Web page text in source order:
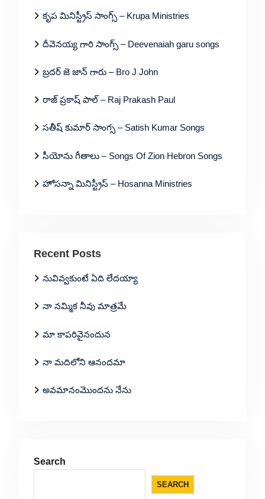
కృప మినిస్ట్రీస్ సాంగ్స్ – Krupa Ministries
దీవెనయ్య గారి సాంగ్స్ – Deevenaiah garu songs
బ్రదర్ జె జాన్ గారు – Bro J John
రాజ్ ప్రకాష్ పాల్ – Raj Prakash Paul
సతీష్ కుమార్ సాంగ్స – Satish Kumar Songs
సీయోను గీతాలు – Songs Of Zion Hebron Songs
హోసన్నా మినిస్ట్రీస్ – Hosanna Ministries
Recent Posts
నువివ్వకుంటే ఏది లేదయ్యా
నా నమ్మిక నీవు మాత్రమే
మా కాపరివైనందున
నా మదిలోని ఆనందమా
అవమానంమొందను నేను
Search
SEARCH